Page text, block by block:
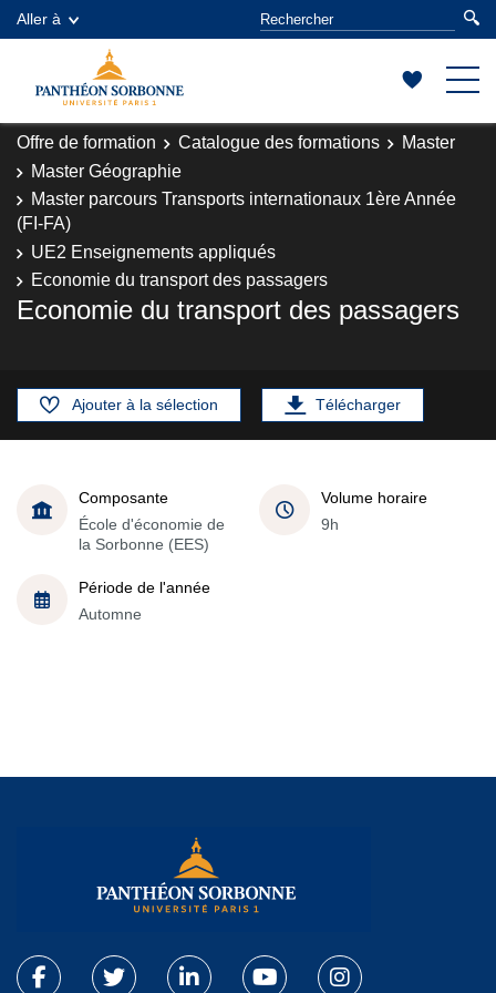
Aller à
Offre de formation Catalogue des formations
Master
Master Géographie
Master parcours Transports internationaux 1ère Année
(FI-FA)
UE2 Enseignements appliqués
Economie du transport des passagers
Economie du transport des passagers
Ajouter à la sélection Télécharger
Composante
École d'économie de
la Sorbonne (EES)
Volume horaire
9h
Période de l'année
Automne